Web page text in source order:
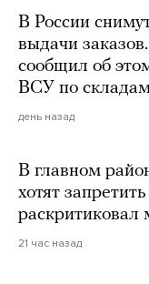
В России
выдачи
сообщил об
ВСУ по
день назад
В главном
хотят
раскритиковал
21 час назад